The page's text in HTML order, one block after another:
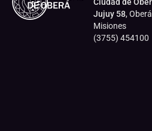
Jujuy 58,
Misiones
(3755) 454100